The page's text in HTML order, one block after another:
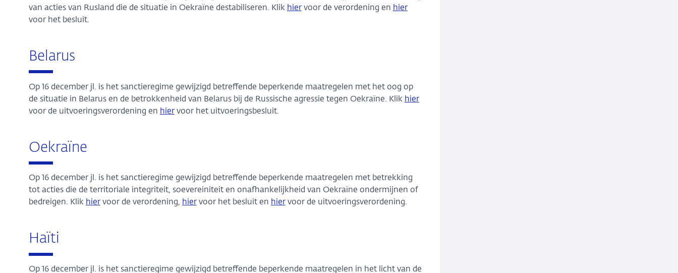
van acties van Rusland die de situatie in Oekraïne destabiliseren. Klik hiervoor de verordening en hier
voor het besluit.
Belarus
Op 16 december jl. is het sanctieregime gewijzigd betreffende beperkende maatregelen met het oog op
de situatie in Belarus en de betrokkenheid van Belarus bij de Russische agressie tegen Oekraïne. Klik hier
voor de uitvoeringsverordening en hiervoor het uitvoeringsbesluit.
Oekraïne
Op 16 december jl. is het sanctieregime gewijzigd betreffende beperkende maatregelen met betrekking
tot acties die de territoriale integriteit, soevereiniteit en onafhankelijkheid van Oekraïne ondermijnen of
bedreigen. Klik hiervoor de verordening, hiervoor het besluit en hiervoor de uitvoeringsverordening.
Haïti
Op 16 december jl. is het sanctieregime gewijzigd betreffende beperkende maatregelen in het licht van de